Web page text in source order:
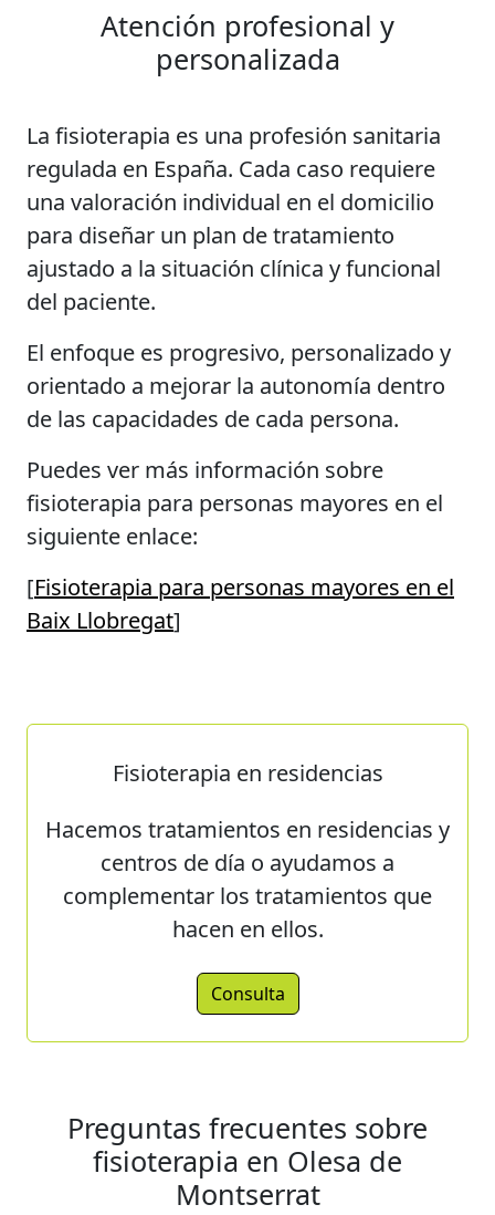
Atención profesional y
personalizada
La fisioterapia es una profesión sanitaria
regulada en España. Cada caso requiere
una valoración individual en el domicilio
para diseñar un plan de tratamiento
ajustado a la situación clínica y funcional
del paciente.
El enfoque es progresivo, personalizado y
orientado a mejorar la autonomía dentro
de las capacidades de cada persona.
Puedes ver más información sobre
fisioterapia para personas mayores en el
siguiente enlace:
[Fisioterapia para personas mayores en el
Baix Llobregat]
Fisioterapia en residencias
Hacemos tratamientos en residencias y
centros de día o ayudamos a
complementar los tratamientos que
hacen en ellos.
Consulta
Preguntas frecuentes sobre
fisioterapia en Olesa de
Montserrat